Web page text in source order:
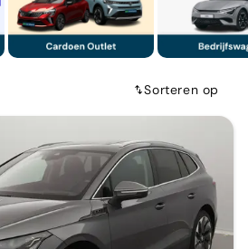
Sorteren op